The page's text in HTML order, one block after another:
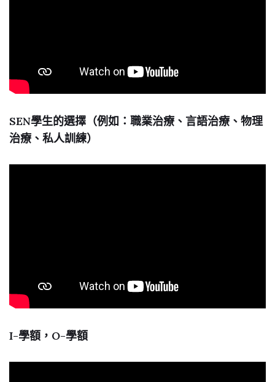
SEN學生的選擇（例如：職業治療、言語治療、物理
治療、私人訓練）
I-學額，O-學額